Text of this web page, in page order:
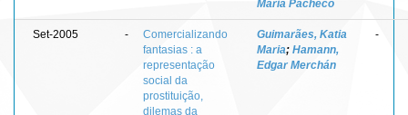
Maria Pacheco
Set-2005 -
Comercializando
fantasias : a
representação
social da
prostituição,
dilemas da
Guimarães, Katia
Maria; Hamann,
Edgar Merchán
-